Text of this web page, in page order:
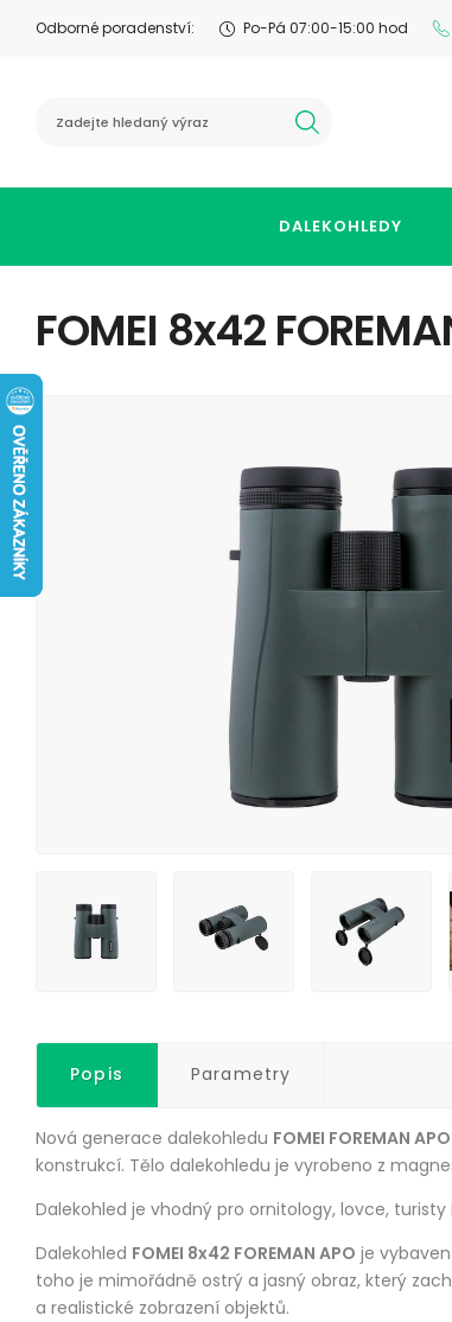
Odborné poradenství: Po-Pá 07:00-15:00 hod
DALEKOHLEDY
FOMEI 8x42
Popis Parametry
Nová generace dalekohledu FOMEI FOREMAN APO
konstrukcí. Tělo dalekohledu je vyrobeno z
Dalekohled je vhodný pro ornitology, lovce,
Dalekohled FOMEI 8x42 FOREMAN APO je
toho je mimořádně ostrý a jasný obraz, který
a realistické zobrazení objektů.